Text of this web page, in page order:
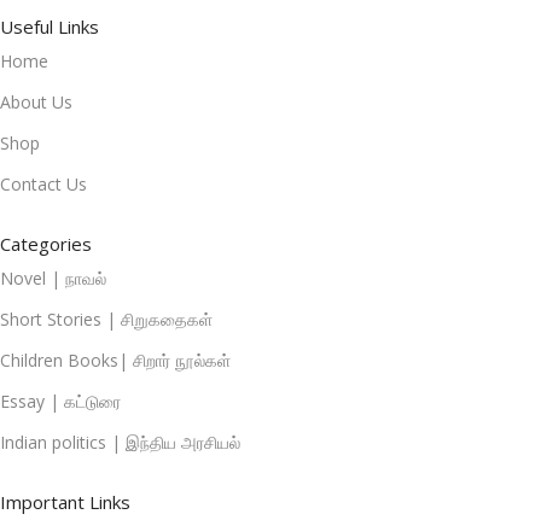
Useful Links
Home
About Us
Shop
Contact Us
Categories
Novel | நாவல்
Short Stories | சிறுகதைகள்
Children Books| சிறார் நூல்கள்
Essay | கட்டுரை
Indian politics | இந்திய அரசியல்
Important Links